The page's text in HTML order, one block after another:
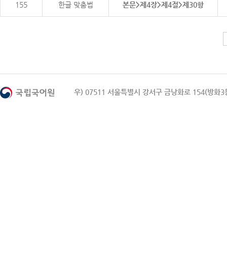
155 한글 맞춤법 본문>제4장>제4절>제30항
우) 07511 서울특별시 강서구 금낭화로 154(방화3